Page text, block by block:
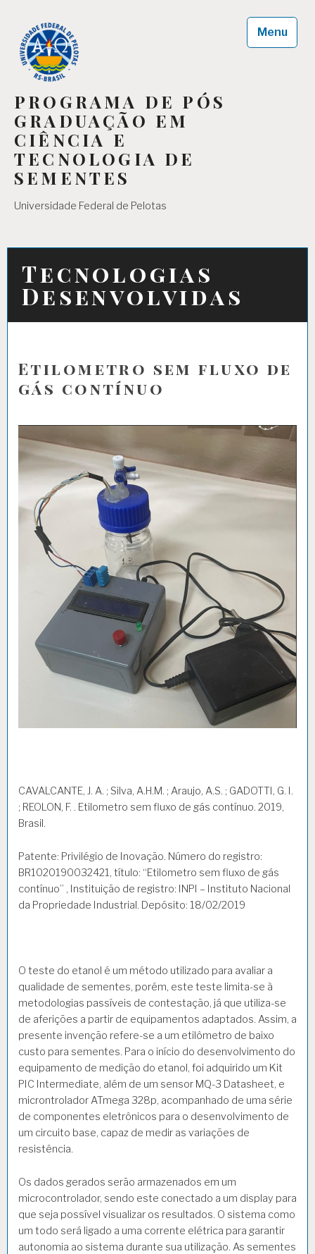
content
PROGRAMA DE PÓS
GRADUAÇÃO EM
CIÊNCIA E
TECNOLOGIA DE
SEMENTES
Universidade Federal de Pelotas
Menu
Tecnologias
Desenvolvidas
Etilometro sem fluxo de
gás contínuo
CAVALCANTE, J. A. ; Silva, A.H.M. ; Araujo, A.S. ; GADOTTI, G. I.
; REOLON, F. . Etilometro sem fluxo de gás contínuo. 2019,
Brasil.
Patente: Privilégio de Inovação. Número do registro:
BR1020190032421, título: “Etilometro sem fluxo de gás
contínuo” , Instituição de registro: INPI – Instituto Nacional
da Propriedade Industrial. Depósito: 18/02/2019
O teste do etanol é um método utilizado para avaliar a
qualidade de sementes, porém, este teste limita-se à
metodologias passíveis de contestação, já que utiliza-se
de aferições a partir de equipamentos adaptados. Assim, a
presente invenção refere-se a um etilômetro de baixo
custo para sementes. Para o início do desenvolvimento do
equipamento de medição do etanol, foi adquirido um Kit
PIC Intermediate, além de um sensor MQ-3 Datasheet, e
microntrolador ATmega 328p, acompanhado de uma série
de componentes eletrônicos para o desenvolvimento de
um circuito base, capaz de medir as variações de
resistência.
Os dados gerados serão armazenados em um
microcontrolador, sendo este conectado a um display para
que seja possível visualizar os resultados. O sistema como
um todo será ligado a uma corrente elétrica para garantir
autonomia ao sistema durante sua utilização. As sementes